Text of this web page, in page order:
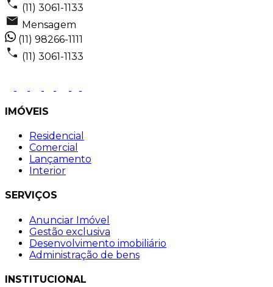
(11) 3061-1133
Mensagem
(11) 98266-1111
(11) 3061-1133
IMÓVEIS
Residencial
Comercial
Lançamento
Interior
SERVIÇOS
Anunciar Imóvel
Gestão exclusiva
Desenvolvimento imobiliário
Administração de bens
INSTITUCIONAL